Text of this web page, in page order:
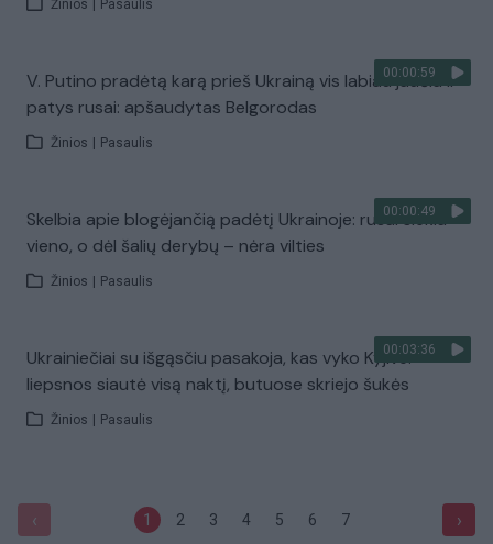
Žinios Pasaulis
00:00:59
V. Putino pradėtą karą prieš Ukrainą vis labiau jaučia ir
patys rusai: apšaudytas Belgorodas
Žinios Pasaulis
00:00:49
Skelbia apie blogėjančią padėtį Ukrainoje: rusai siekia
vieno, o dėl šalių derybų – nėra vilties
Žinios Pasaulis
00:03:36
Ukrainiečiai su išgąsčiu pasakoja, kas vyko Kyjive:
liepsnos siautė visą naktį, butuose skriejo šukės
Žinios Pasaulis
‹ 1 2 3 4 5 6 7 ›